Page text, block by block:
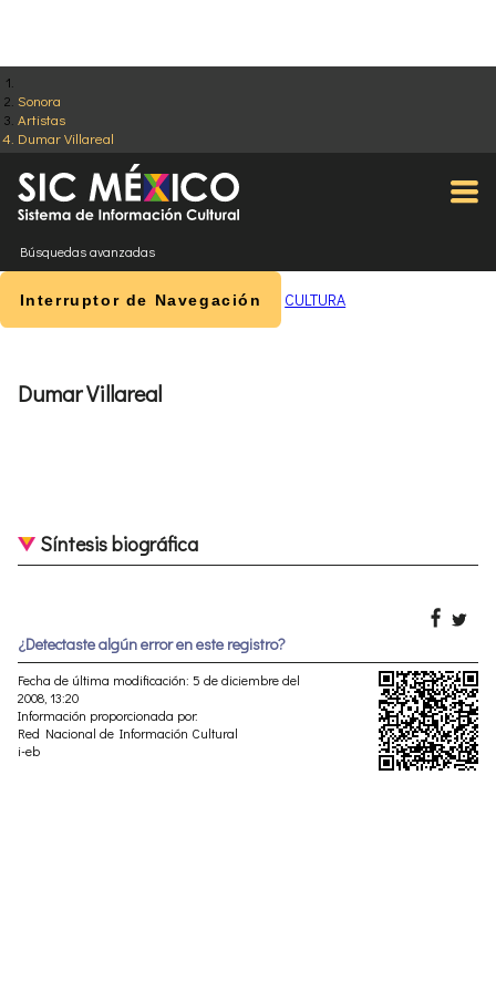
Sonora
Artistas
Dumar Villareal
Búsquedas avanzadas
Interruptor de Navegación CULTURA
Dumar Villareal
Síntesis biográfica
¿Detectaste algún error en este registro?
Fecha de última modificación: 5 de diciembre del
2008, 13:20
Información proporcionada por:
Red Nacional de Información Cultural
i-eb